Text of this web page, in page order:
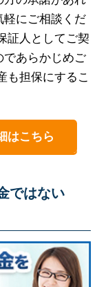
軽にご相談くだ
証人としてご契
であらかじめご
も担保にするこ
はこちら
ではない